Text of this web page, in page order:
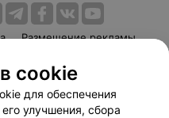
Размещение рекламы
Способы оплаты
Партнеры
cookie
для обеспечения
улучшения, сбора